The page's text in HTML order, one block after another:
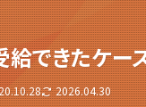
給できたケー
2026.04.30